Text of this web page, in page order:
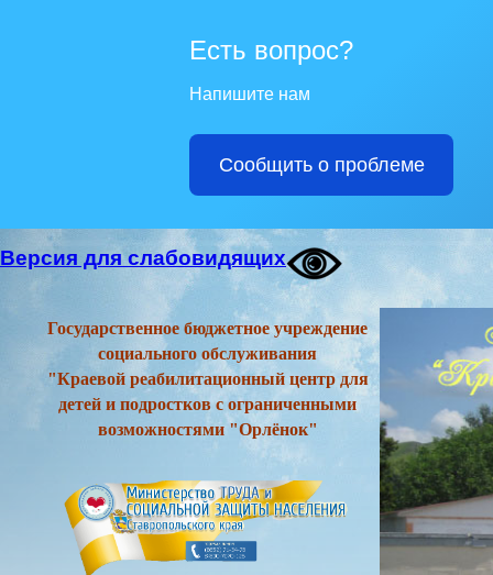
Есть вопрос?
Напишите нам
Сообщить о проблеме
Версия для слабовидящих
Государственное бюджетное учреждение
социального обслуживания
"Краевой реабилитационный центр для
детей и подростков с ограниченными
возможностями "Орлёнок"